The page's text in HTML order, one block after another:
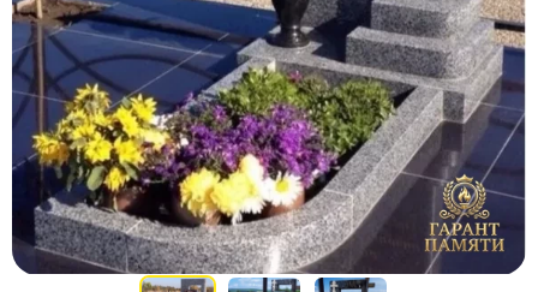
Склеп
Cкульптуры ангел
Детские памятники
Памятники Мусульманские
Памятники Армянские
Европейские памятники
Памятники "Клипарт"
Семейные памятники ( памятники на двоих )